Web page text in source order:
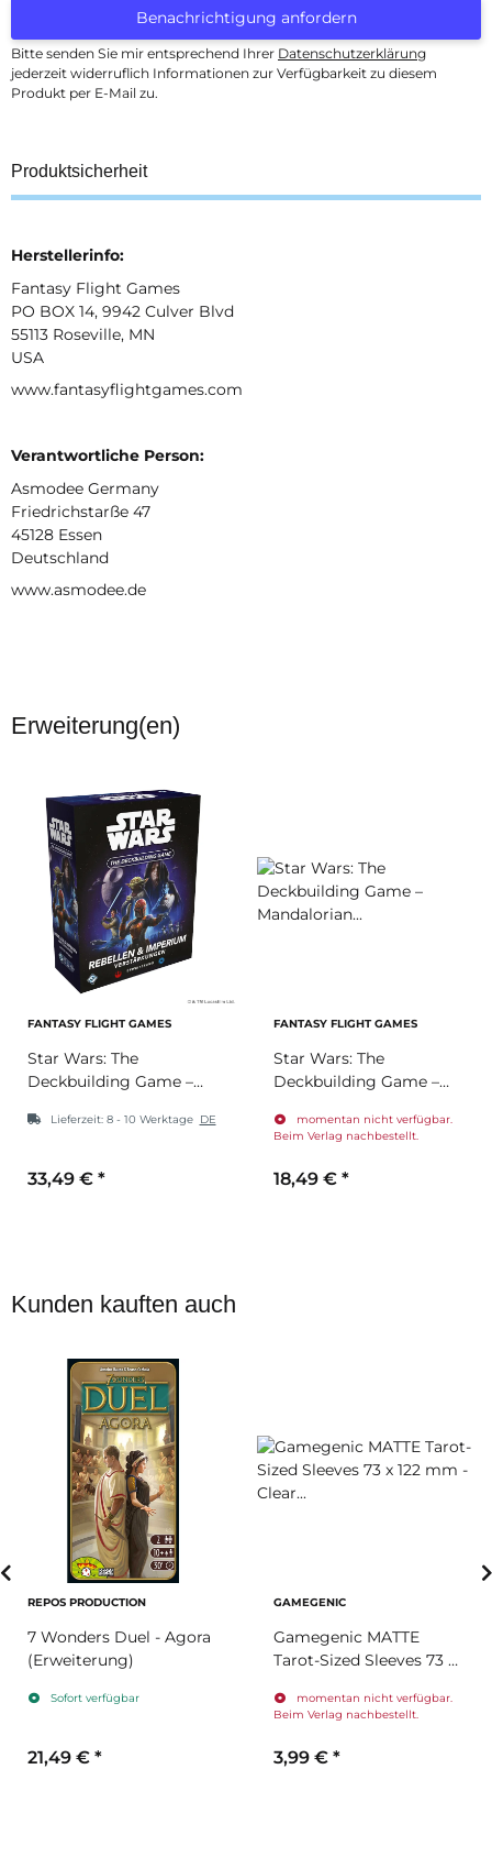
Benachrichtigung anfordern
Bitte senden Sie mir entsprechend Ihrer Datenschutzerklärung
jederzeit widerruflich Informationen zur Verfügbarkeit zu diesem
Produkt per E-Mail zu.
Produktsicherheit
Herstellerinfo:
Fantasy Flight Games
PO BOX 14, 9942 Culver Blvd
55113 Roseville, MN
USA
www.fantasyflightgames.com
Verantwortliche Person:
Asmodee Germany
Friedrichstarße 47
45128 Essen
Deutschland
www.asmodee.de
Erweiterung(en)
FANTASY FLIGHT GAMES
Star Wars: The
Deckbuilding Game –
Verstärkungen
Lieferzeit: 8 - 10 Werktage DE
33,49 € *
FANTASY FLIGHT GAMES
Star Wars: The
Deckbuilding Game –
(Fraktionspack)
momentan nicht verfügbar.
Beim Verlag nachbestellt.
18,49 € *
Kunden kauften auch
REPOS PRODUCTION
7 Wonders Duel - Agora
(Erweiterung)
Sofort verfügbar
21,49 € *
GAMEGENIC
Gamegenic MATTE
Tarot-Sized Sleeves 73 x
Sleeves)
momentan nicht verfügbar.
Beim Verlag nachbestellt.
3,99 € *